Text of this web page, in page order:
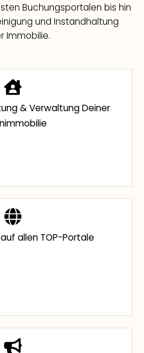
Buchungsportalen bis hin
und Instandhaltung
Immobilie.
& Verwaltung Deiner
allen TOP-Portale